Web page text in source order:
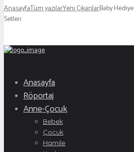
AnasayfaTüm yazılarYeni ÇıkanlarBaby Hediye
Setleri
Anasayfa
Röportaj
Anne-Çocuk
Bebek
Çocuk
Hamile